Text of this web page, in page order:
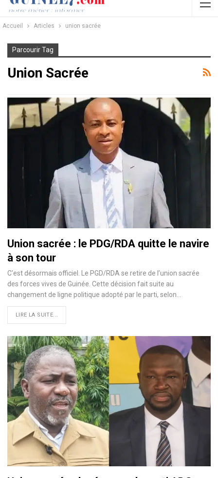
Accueil Articles union sacrée
Parcourir Tag
Union Sacrée
Union sacrée : le PDG/RDA quitte le navire
à son tour
C'est désormais officiel. Le PGD/RDA se retire de l’union sacrée
des forces vives de Guinée. Cette décision fait suite au
changement de ligne politique adopté par le parti, selon…
LIRE LA SUITE...